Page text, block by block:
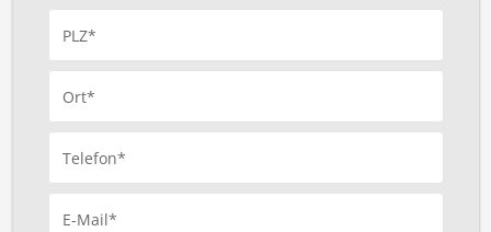
PLZ*
Ort*
Telefon*
E-Mail*